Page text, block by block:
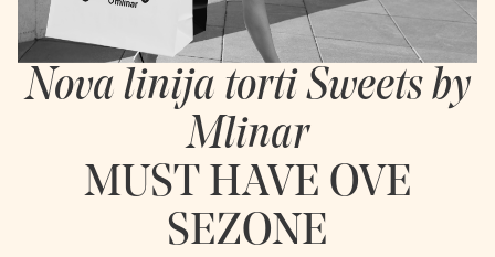
Nova linija torti Sweets by
Mlinar
MUST HAVE OVE
SEZONE